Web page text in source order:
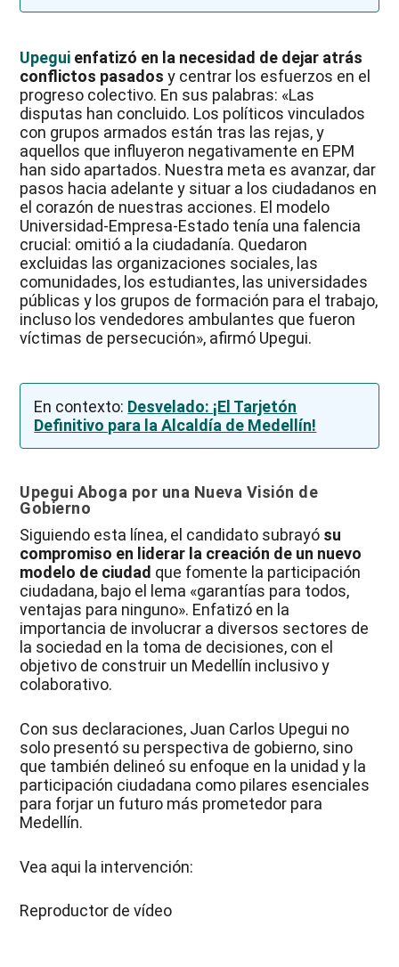
Upegui enfatizó en la necesidad de dejar atrás
conflictos pasados y centrar los esfuerzos en el
progreso colectivo. En sus palabras: «Las
disputas han concluido. Los políticos vinculados
con grupos armados están tras las rejas, y
aquellos que influyeron negativamente en EPM
han sido apartados. Nuestra meta es avanzar, dar
pasos hacia adelante y situar a los ciudadanos en
el corazón de nuestras acciones. El modelo
Universidad-Empresa-Estado tenía una falencia
crucial: omitió a la ciudadanía. Quedaron
excluidas las organizaciones sociales, las
comunidades, los estudiantes, las universidades
públicas y los grupos de formación para el trabajo,
incluso los vendedores ambulantes que fueron
víctimas de persecución», afirmó Upegui.
En contexto: Desvelado: ¡El Tarjetón
Definitivo para la Alcaldía de Medellín!
Upegui Aboga por una Nueva Visión de
Gobierno
Siguiendo esta línea, el candidato subrayó su
compromiso en liderar la creación de un nuevo
modelo de ciudad que fomente la participación
ciudadana, bajo el lema «garantías para todos,
ventajas para ninguno». Enfatizó en la
importancia de involucrar a diversos sectores de
la sociedad en la toma de decisiones, con el
objetivo de construir un Medellín inclusivo y
colaborativo.
Con sus declaraciones, Juan Carlos Upegui no
solo presentó su perspectiva de gobierno, sino
que también delineó su enfoque en la unidad y la
participación ciudadana como pilares esenciales
para forjar un futuro más prometedor para
Medellín.
Vea aqui la intervención:
Reproductor de vídeo